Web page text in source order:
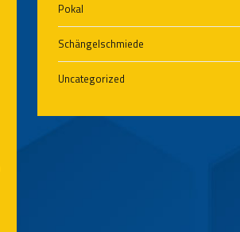
Pokal
Schängelschmiede
Uncategorized